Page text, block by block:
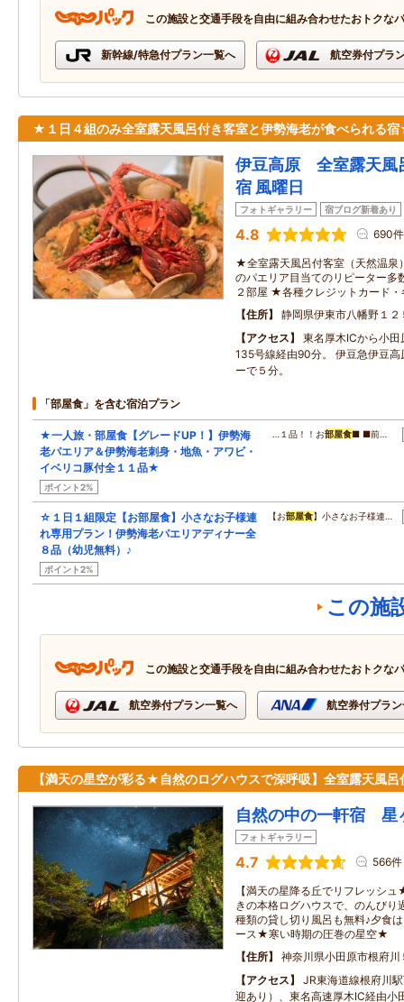
この施設と交通手段を自由に組み合わせたおトクな
新幹線/特急付プラン一覧へ 航空券付プラ
★１日４組のみ全室露天風呂付き客室と伊勢海老が食べられる
伊豆高原 全室露天
宿 風曜日
フォトギャラリー 宿ブログ新着あり
4.8 690件
★全室露天風呂付客室（天然温
のパエリア目当てのリピーター
２部屋 ★各種クレジットカード
住所
静岡県伊東市八幡野１２
アクセス
東名厚木ICから小
135号線経由90分。 伊豆急伊豆高
ーで５分。
「部屋食」を含む宿泊プラン
★一人旅・部屋食【グレードUP！】伊勢海
老パエリア＆伊勢海老刺身・地魚・アワビ・
イベリコ豚付全１１品★
ポイント2%
…１品！！お部屋食■ ■前…
☆１日１組限定【お部屋食】小さなお子様連
れ専用プラン！伊勢海老パエリアディナー全
８品（幼児無料）♪
ポイント2%
【お部屋食】小さなお子様連…
この施
この施設と交通手段を自由に組み合わせたおトクな
航空券付プラン一覧へ 航空券付プラ
【満天の星空が彩る★自然のログハウスで深呼吸】全室露天風呂
自然の中の一軒宿 星
フォトギャラリー
4.7 566件
【満天の星降る丘でリフレッシ
きの本格ログハウスで、のんびり
種類の貸し切り風呂も無料♪夕食
ース★寒い時期の圧巻の星空★
住所
神奈川県小田原市根府川
アクセス
JR東海道線根府川
迎あり）、東名高速厚木IC経由小